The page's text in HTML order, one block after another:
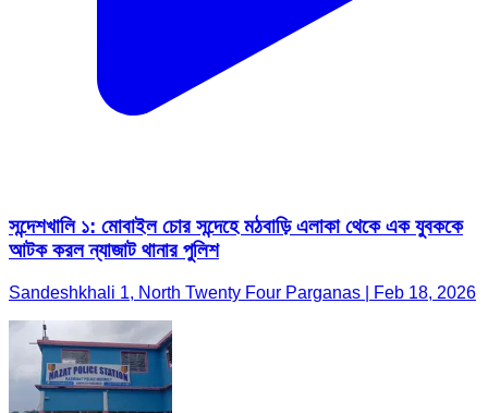
সন্দেশখালি ১: মোবাইল চোর সন্দেহে মঠবাড়ি এলাকা থেকে এক যুবককে
আটক করল ন্যাজাট থানার পুলিশ
Sandeshkhali 1, North Twenty Four Parganas | Feb 18, 2026